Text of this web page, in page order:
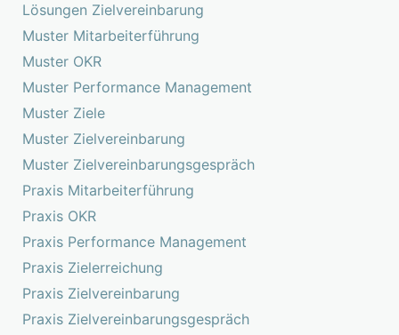
Lösungen Zielvereinbarung
Muster Mitarbeiterführung
Muster OKR
Muster Performance Management
Muster Ziele
Muster Zielvereinbarung
Muster Zielvereinbarungsgespräch
Praxis Mitarbeiterführung
Praxis OKR
Praxis Performance Management
Praxis Zielerreichung
Praxis Zielvereinbarung
Praxis Zielvereinbarungsgespräch